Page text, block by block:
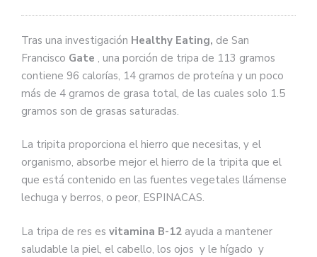
Tras una investigación Healthy Eating, de San
Francisco Gate , una porción de tripa de 113 gramos
contiene 96 calorías, 14 gramos de proteína y un poco
más de 4 gramos de grasa total, de las cuales solo 1.5
gramos son de grasas saturadas.
La tripita proporciona el hierro que necesitas, y el
organismo, absorbe mejor el hierro de la tripita que el
que está contenido en las fuentes vegetales llámense
lechuga y berros, o peor, ESPINACAS.
La tripa de res es vitamina B-12 ayuda a mantener
saludable la piel, el cabello, los ojos y le hígado y